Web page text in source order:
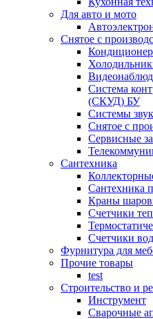
Для авто и мото
Снятое с
Система
(СКУД) БУ
Системы
Снятое с
Сервисные
Сантехника
Сантехника
Краны
Счетчики
Счетчики
Фурнитура для
Прочие товары
test
Строительство и
Инструмент
Сварочные